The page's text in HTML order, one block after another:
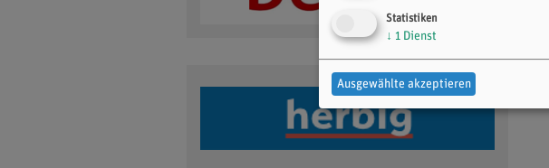
Statistiken
↓ 1 Dienst
Ausgewählte akzeptieren